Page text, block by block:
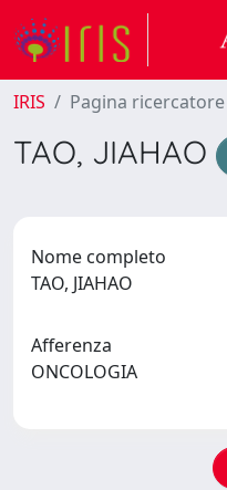
IRIS Pagina ricercatore
TAO, JIAHAO
Nome completo
TAO, JIAHAO
Afferenza
ONCOLOGIA